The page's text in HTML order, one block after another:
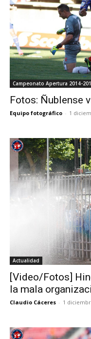
Campeonato Apertura 2014-
Fotos: Ñublense
Equipo fotográfico - 1
Actualidad
[Video/Fotos]
la mala
Claudio Cáceres - 1